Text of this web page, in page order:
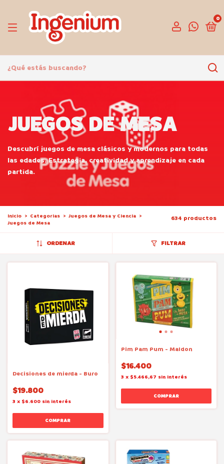
0
JUEGOS DE MESA
Descubrí juegos de mesa clásicos y modernos para todas
las edades. Estrategia, creatividad y aprendizaje en cada
partida.
Inicio > Categorias > Juegos de Mesa y Ciencia >
Juegos de Mesa
634 productos
ORDENAR FILTRAR
Decisiones de mierda - Buro
$19.800
3 x $6.600 sin interés
Pim Pam Pum - Maldon
$16.400
3 x $5.466,67 sin interés